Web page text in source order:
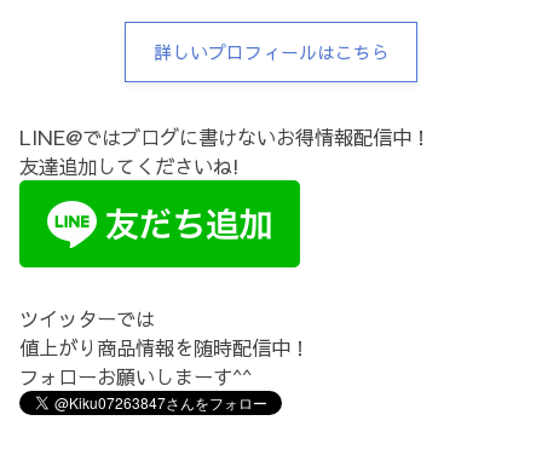
詳しいプロフィールはこちら
LINE@ではブログに書けないお得情報配信中！
友達追加してくださいね!
ツイッターでは
値上がり商品情報を随時配信中！
フォローお願いしまーす^^